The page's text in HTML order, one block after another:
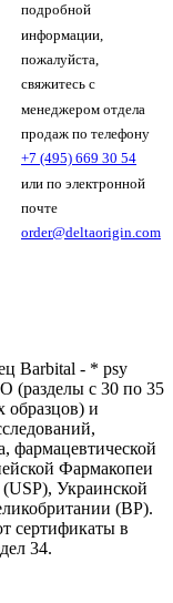
подробной
информации,
пожалуйста,
свяжитесь с
менеджером отдела
продаж по телефону
+7 (495) 669 30 54
или по электронной
почте
order@deltaorigin.com
Barbital - * psy
(разделы с 30 по 35
образцов) и
фармацевтической
Фармакопеи
Украинской
(BP).
сертификаты в
34.